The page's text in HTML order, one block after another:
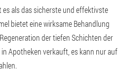
es als das sicherste und effektivste
bietet eine wirksame Behandlung
der tiefen Schichten der
Apotheken verkauft, es kann nur auf